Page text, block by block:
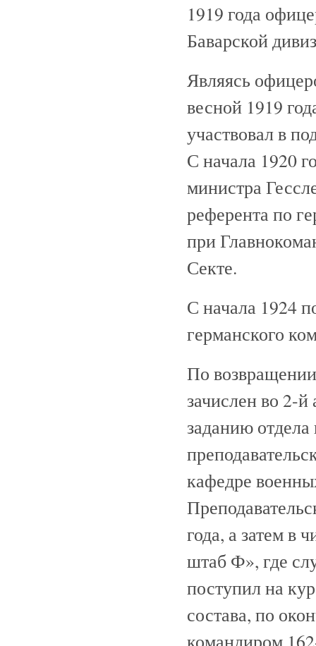
1919 года
Баварской
Являясь
весной 1919
участвовал в
С начала 1920
министра
референта по
при
Секте.
С начала 1924
германского
По
зачислен во 2-
заданию отдела
кафедре
года, а затем в
штаб Ф», где
поступил на
состава, по
командиром